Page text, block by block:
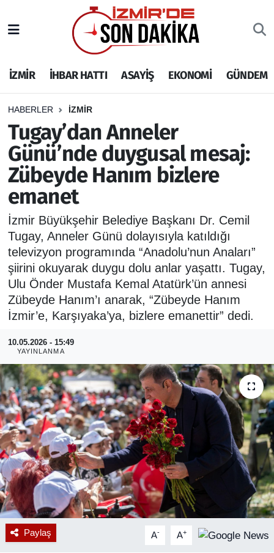
İZMİR İHBAR HATTI ASAYİŞ EKONOMİ GÜNDEM
HABERLER İZMİR
Tugay’dan Anneler
Günü’nde duygusal mesaj:
Zübeyde Hanım bizlere
emanet
İzmir Büyükşehir Belediye Başkanı Dr. Cemil
Tugay, Anneler Günü dolayısıyla katıldığı
televizyon programında “Anadolu’nun Anaları”
şiirini okuyarak duygu dolu anlar yaşattı. Tugay,
Ulu Önder Mustafa Kemal Atatürk’ün annesi
Zübeyde Hanım’ı anarak, “Zübeyde Hanım
İzmir’e, Karşıyaka’ya, bizlere emanettir” dedi.
10.05.2026 - 15:49
YAYINLANMA
Paylaş A- A+
İHBAR HATTI
DEPREM
GENEL
EKONOMİ
SİYASET
SPOR
ASAYİŞ
RESMİ REKLAM
İzmir Nöbetçi Eczaneler
İzmir Hava Durumu
İzmir Namaz Vakitleri
İzmir Trafik Yoğunluk Haritası
Puan Durumu ve Fikstür
Tüm Manşetler
Son Dakika Haberleri
Haber Arşivi